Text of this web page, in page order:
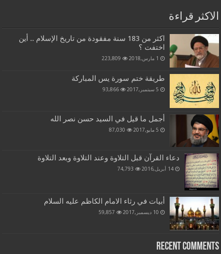
الاكثر قراءة
اكثر من 183 سنة مفقودة من تاريخ الإسلام .. أين
اختفت ؟
1 مارس,2018 223,809
طريقة ختم سورة يس المباركة
5 سبتمبر,2017 93,866
أجمل ما قيل في السيد حسن نصر الله
5 مايو,2017 87,030
دعاء القرآن قبل التلاوة وعند التلاوة وبعد التلاوة
14 أبريل,2016 74,793
أبيات في رثاء الامام الكاظم عليه السلام
10 ديسمبر,2017 59,857
Recent Comments